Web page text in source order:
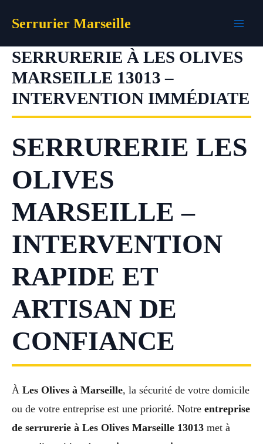
Serrurier Marseille
SERRURERIE À LES OLIVES
MARSEILLE 13013 –
INTERVENTION IMMÉDIATE
SERRURERIE LES
OLIVES
MARSEILLE –
INTERVENTION
RAPIDE ET
ARTISAN DE
CONFIANCE
À Les Olives à Marseille, la sécurité de votre domicile
ou de votre entreprise est une priorité. Notre entreprise
de serrurerie à Les Olives Marseille 13013 met à